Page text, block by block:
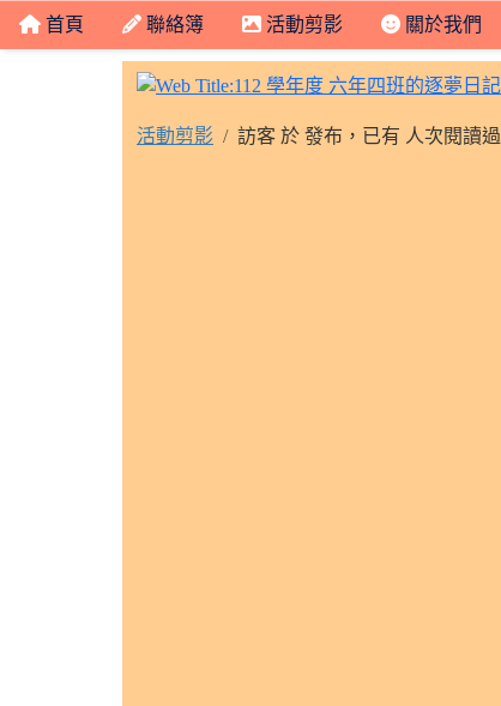
首頁 聯絡簿 活動剪影 關於我們
活動剪影 訪客 於 發布，已有 人次閱讀過